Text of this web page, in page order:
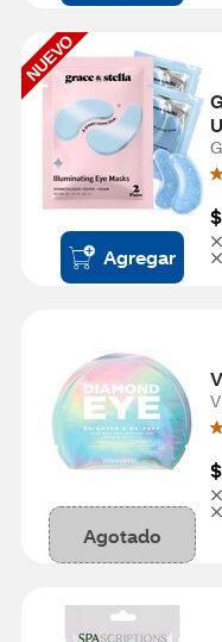
NUEVO
Agregar
Agotado